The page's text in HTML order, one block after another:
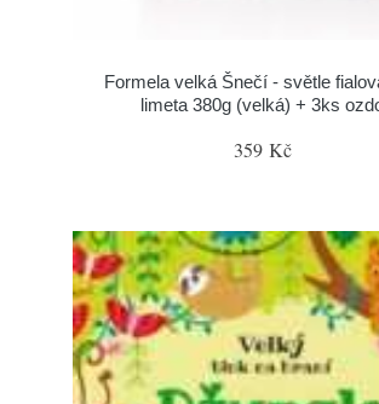
Formela velká Šnečí - světle
limeta 380g (velká) + 3ks
359 Kč